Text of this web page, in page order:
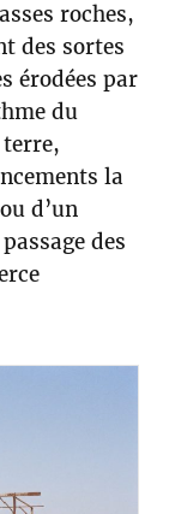
roches,
des sortes
érodées par
du
la
d’un
des